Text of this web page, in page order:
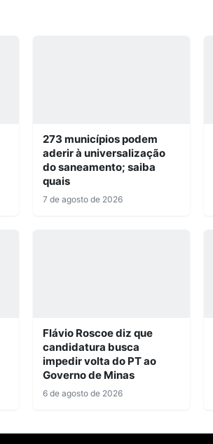
273 municípios podem
aderir à universalização
do saneamento; saiba
quais
7 de agosto de 2026
Flávio Roscoe diz que
candidatura busca
impedir volta do PT ao
Governo de Minas
6 de agosto de 2026